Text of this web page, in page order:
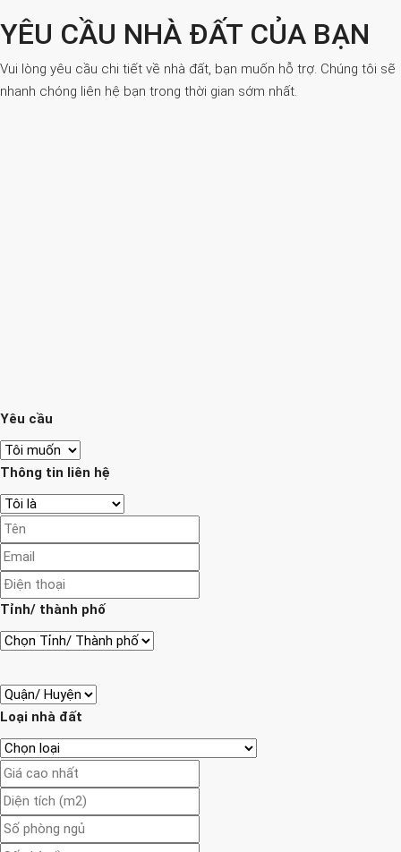
YÊU CẦU NHÀ ĐẤT CỦA BẠN
Vui lòng yêu cầu chi tiết về nhà đất, bạn muốn hỗ trợ. Chúng tôi sẽ
nhanh chóng liên hệ bạn trong thời gian sớm nhất.
Yêu cầu
Thông tin liên hệ
Tỉnh/ thành phố
Loại nhà đất